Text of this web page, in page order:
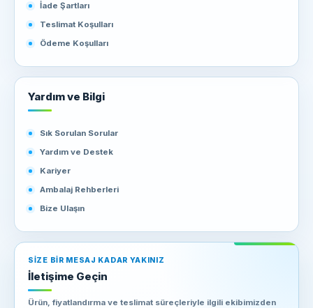
İade Şartları
Teslimat Koşulları
Ödeme Koşulları
Yardım ve Bilgi
Sık Sorulan Sorular
Yardım ve Destek
Kariyer
Ambalaj Rehberleri
Bize Ulaşın
SIZE BIR MESAJ KADAR YAKINIZ
İletişime Geçin
Ürün, fiyatlandırma ve teslimat süreçleriyle ilgili ekibimizden